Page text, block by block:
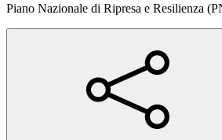
Piano Nazionale di Ripresa e Resilienza